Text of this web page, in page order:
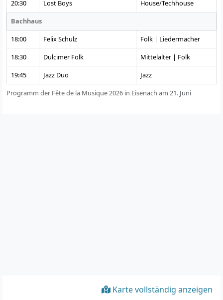
Programm der Fête de la Musique 2026 in Eisenach am 21. Juni
20:30 Lost Boys
House/Techhouse
Bachhaus
18:00
Felix Schulz
Folk | Liedermacher
18:30
Dulcimer Folk
Mittelalter | Folk
19:45
Jazz Duo Jazz
Karte vollständig anzeigen